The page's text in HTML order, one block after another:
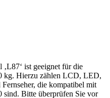
ist geeignet für die
kg. Hierzu zählen LCD, LED,
die kompatibel mit
Bitte überprüfen Sie vor